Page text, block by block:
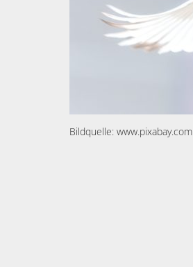
Bildquelle: www.pixabay.com